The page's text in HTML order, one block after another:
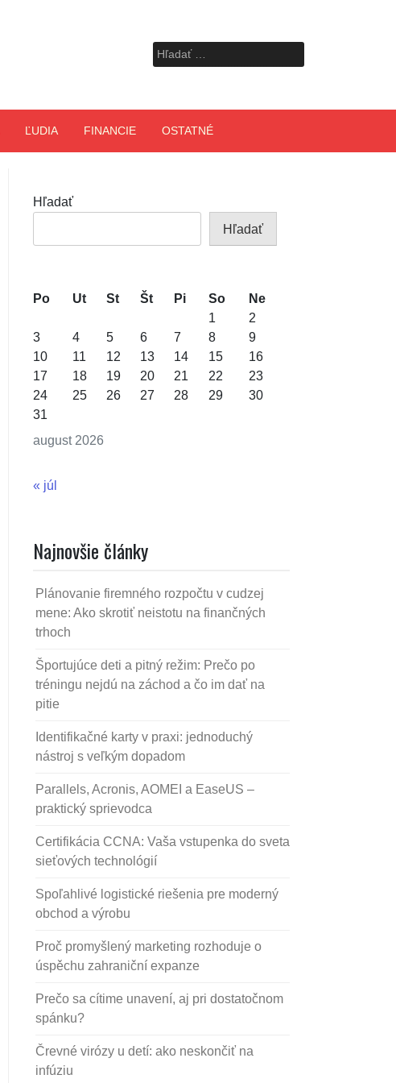
Hľadať:
ĽUDIA FINANCIE OSTATNÉ
Hľadať
Hľadať
august 2026
Po Ut St Št Pi So
Ne
1
2
3
4 5 6 7 8
9
10
11 12 13 14 15
16
17
18 19 20 21 22
23
24
25 26 27 28 29
30
31
« júl
Najnovšie články
Plánovanie firemného rozpočtu v cudzej
mene: Ako skrotiť neistotu na finančných
trhoch
Športujúce deti a pitný režim: Prečo po
tréningu nejdú na záchod a čo im dať na
pitie
Identifikačné karty v praxi: jednoduchý
nástroj s veľkým dopadom
Parallels, Acronis, AOMEI a EaseUS –
praktický sprievodca
Certifikácia CCNA: Vaša vstupenka do sveta
sieťových technológií
Spoľahlivé logistické riešenia pre moderný
obchod a výrobu
Proč promyšlený marketing rozhoduje o
úspěchu zahraniční expanze
Prečo sa cítime unavení, aj pri dostatočnom
spánku?
Črevné virózy u detí: ako neskončiť na
infúziu